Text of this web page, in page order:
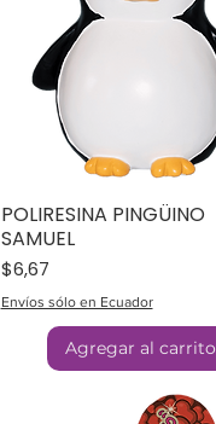
POLIRESINA PINGÜINO
SAMUEL
Precio
$6,67
Envíos sólo en Ecuador
Agregar al carrito